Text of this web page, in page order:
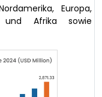
Europa,
und Afrika sowie